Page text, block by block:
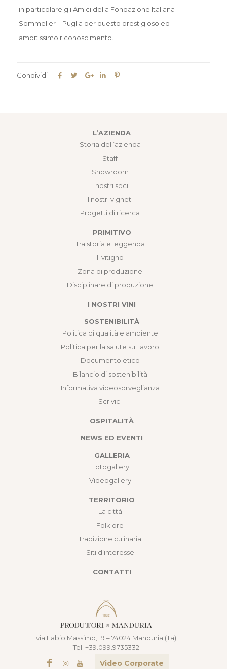
in particolare gli Amici della Fondazione Italiana
Sommelier – Puglia per questo prestigioso ed
ambitissimo riconoscimento.
Condividi
L’AZIENDA
Storia dell’azienda
Staff
Showroom
I nostri soci
I nostri vigneti
Progetti di ricerca
PRIMITIVO
Tra storia e leggenda
Il vitigno
Zona di produzione
Disciplinare di produzione
I NOSTRI VINI
SOSTENIBILITÀ
Politica di qualità e ambiente
Politica per la salute sul lavoro
Documento etico
Bilancio di sostenibilità
Informativa videosorveglianza
Scrivici
OSPITALITÀ
NEWS ED EVENTI
GALLERIA
Fotogallery
Videogallery
TERRITORIO
La città
Folklore
Tradizione culinaria
Siti d’interesse
CONTATTI
via Fabio Massimo, 19 – 74024 Manduria (Ta)
Tel. +39.099.9735332
Video Corporate